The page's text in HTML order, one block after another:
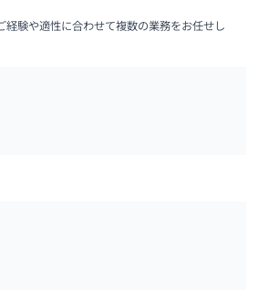
経験や適性に合わせて複数の業務をお任せし